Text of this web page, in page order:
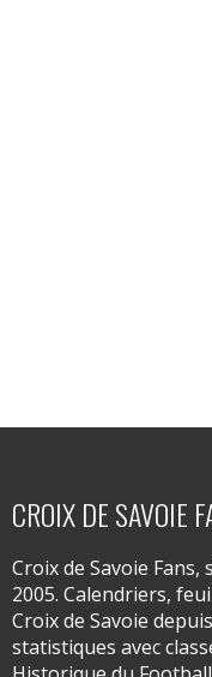
CROIX DE SAVOIE
Croix de Savoie Fans,
2005. Calendriers,
Croix de Savoie
statistiques avec